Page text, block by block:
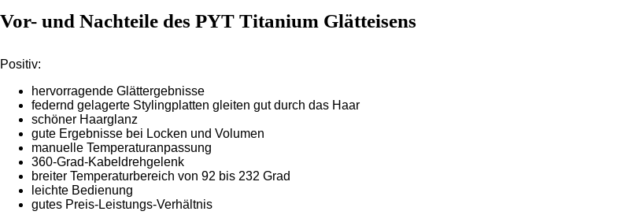
Vor- und Nachteile des PYT Titanium Glätteisens
Positiv:
hervorragende Glättergebnisse
federnd gelagerte Stylingplatten gleiten gut durch das Haar
schöner Haarglanz
gute Ergebnisse bei Locken und Volumen
manuelle Temperaturanpassung
360-Grad-Kabeldrehgelenk
breiter Temperaturbereich von 92 bis 232 Grad
leichte Bedienung
gutes Preis-Leistungs-Verhältnis